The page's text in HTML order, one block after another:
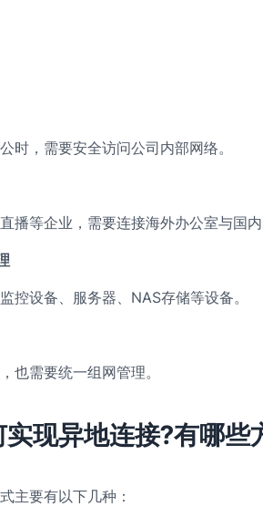
时，需要安全访问公司内部网络。
播等企业，需要连接海外办公室与国内
控设备、服务器、NAS存储等设备。
也需要统一组网管理。
现异地连接?有哪些
主要有以下几种：